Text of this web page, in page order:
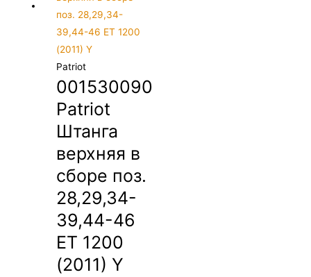
Patriot
001530090
Patriot
Штанга
верхняя в
сборе поз.
28,29,34-
39,44-46
ET 1200
(2011) Y